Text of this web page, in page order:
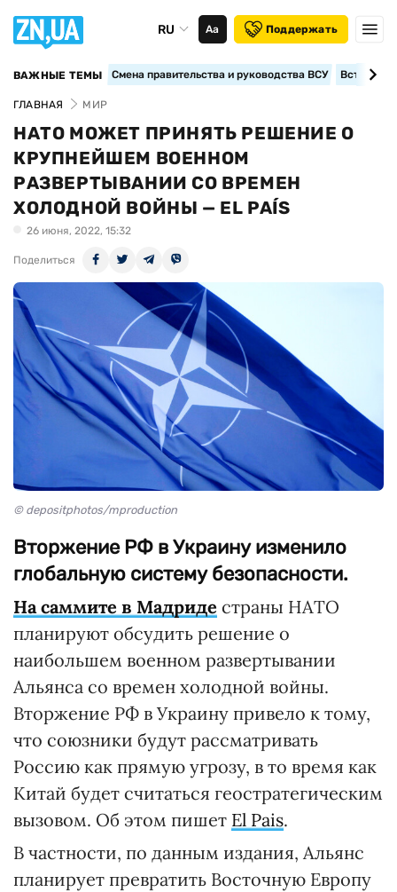
RU Аа Поддержать
ВАЖНЫЕ ТЕМЫ Смена правительства и руководства ВСУ
ГЛАВНАЯ МИР
НАТО МОЖЕТ ПРИНЯТЬ РЕШЕНИЕ О
КРУПНЕЙШЕМ ВОЕННОМ
РАЗВЕРТЫВАНИИ СО ВРЕМЕН
ХОЛОДНОЙ ВОЙНЫ — EL PAÍS
26 июня, 2022, 15:32
Поделиться
© depositphotos/mproduction
Вторжение РФ в Украину изменило
глобальную систему безопасности.
На саммите в Мадриде страны НАТО
планируют обсудить решение о
наибольшем военном развертывании
Альянса со времен холодной войны.
Вторжение РФ в Украину привело к тому,
что союзники будут рассматривать
Россию как прямую угрозу, в то время как
Китай будет считаться геостратегическим
вызовом. Об этом пишет El Pais.
В частности, по данным издания, Альянс
планирует превратить Восточную Европу